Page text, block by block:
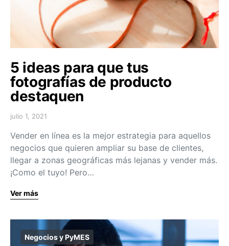
5 ideas para que tus
fotografías de producto
destaquen
julio 1, 2021
Vender en línea es la mejor estrategia para aquellos
negocios que quieren ampliar su base de clientes,
llegar a zonas geográficas más lejanas y vender más.
¡Como el tuyo! Pero…
Ver más
Negocios y PyMES